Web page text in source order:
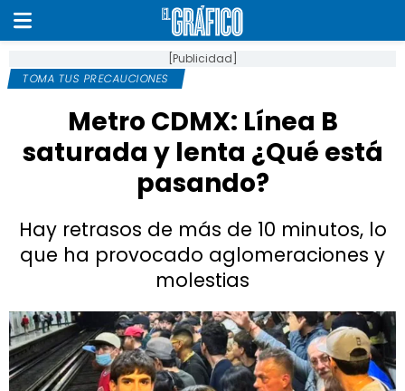
[Publicidad]
TOMA TUS PRECAUCIONES
Metro CDMX: Línea B
saturada y lenta ¿Qué está
pasando?
Hay retrasos de más de 10 minutos, lo
que ha provocado aglomeraciones y
molestias